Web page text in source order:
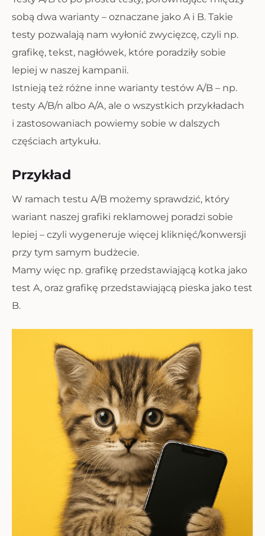
sobą dwa warianty – oznaczane jako A i B. Takie
testy pozwalają nam wyłonić zwycięzcę, czyli np.
grafikę, tekst, nagłówek, które poradziły sobie
lepiej w naszej kampanii.
Istnieją też różne inne warianty testów A/B – np.
testy A/B/n albo A/A, ale o wszystkich przykładach
i zastosowaniach powiemy sobie w dalszych
częściach artykułu.
Przykład
W ramach testu A/B możemy sprawdzić, który
wariant naszej grafiki reklamowej poradzi sobie
lepiej – czyli wygeneruje więcej kliknięć/konwersji
przy tym samym budżecie.
Mamy więc np. grafikę przedstawiającą kotka jako
test A, oraz grafikę przedstawiającą pieska jako test
B.